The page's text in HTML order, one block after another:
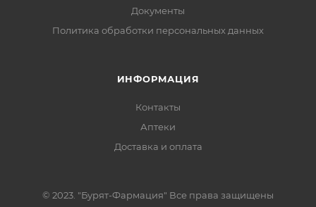
Документы
Политика обработки персональных данных
ИНФОРМАЦИЯ
Контакты
Аптеки
Доставка и оплата
© 2023. "Бурят-Фармация" Все права защищены